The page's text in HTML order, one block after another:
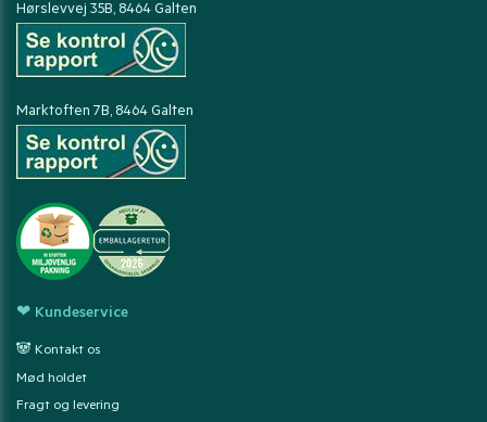
Hørslevvej 35B, 8464 Galten
Marktoften 7B, 8464 Galten
❤ Kundeservice
🐼 Kontakt os
Mød holdet
Fragt og levering